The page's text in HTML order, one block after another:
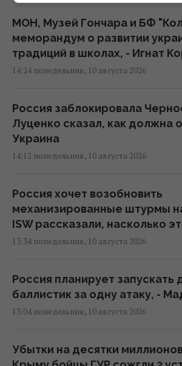
МОН, Музей Гончара и БФ
меморандум о развитии
традиций в школах, - Игнат
14:24 понедельник, 10 августа 2026
Россия заблокировала
Луценко сказал, как должна
Украина
14:12 понедельник, 10 августа 2026
Россия хочет возобновить
механизированные штурмы
ISW рассказали, насколько
13:34 понедельник, 10 августа 2026
Россия планирует запускать
баллистик за одну атаку, -
13:04 понедельник, 10 августа 2026
Убытки на десятки